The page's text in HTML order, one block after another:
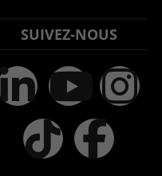
SUIVEZ-NOUS